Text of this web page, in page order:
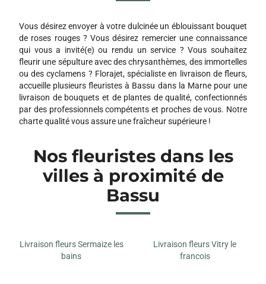
Vous désirez envoyer à votre dulcinée un éblouissant bouquet
de roses rouges ? Vous désirez remercier une connaissance
qui vous a invité(e) ou rendu un service ? Vous souhaitez
fleurir une sépulture avec des chrysanthèmes, des immortelles
ou des cyclamens ? Florajet, spécialiste en livraison de fleurs,
accueille plusieurs fleuristes à Bassu dans la Marne pour une
livraison de bouquets et de plantes de qualité, confectionnés
par des professionnels compétents et proches de vous. Notre
charte qualité vous assure une fraîcheur supérieure !
Nos fleuristes dans les
villes à proximité de
Bassu
Livraison fleurs Sermaize les
bains
Livraison fleurs Vitry le
francois